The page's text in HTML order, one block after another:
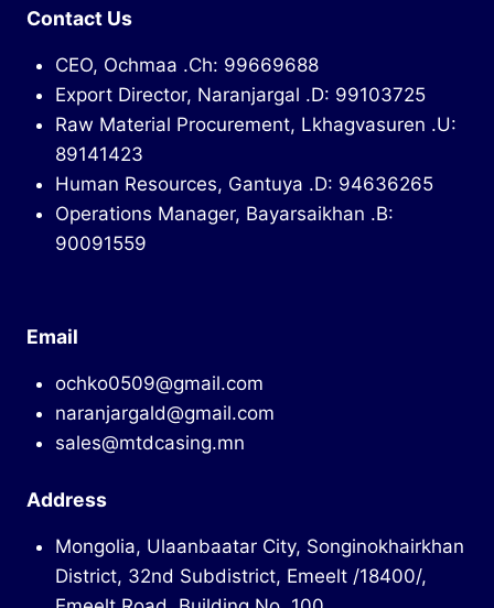
Contact Us
CEO, Ochmaa .Ch: 99669688
Export Director, Naranjargal .D: 99103725
Raw Material Procurement, Lkhagvasuren .U:
89141423
Human Resources, Gantuya .D: 94636265
Operations Manager, Bayarsaikhan .B:
90091559
Email
ochko0509@gmail.com
naranjargald@gmail.com
sales@mtdcasing.mn
Address
Mongolia, Ulaanbaatar City, Songinokhairkhan
District, 32nd Subdistrict, Emeelt /18400/,